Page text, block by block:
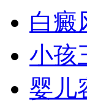
白癜
小孩
婴儿